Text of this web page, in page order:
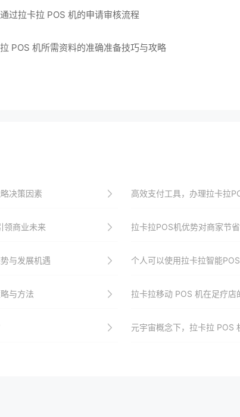
过拉卡拉 POS 机的申请审核流程
POS 机所需资料的准确准备技巧与攻略
决策因素 高效支付工具，办理拉卡拉
领商业未来 拉卡拉POS机优势对商家节
与发展机遇 个人可以使用拉卡拉智能POS
与方法 拉卡拉移动 POS 机在足疗店
元宇宙概念下，拉卡拉 POS